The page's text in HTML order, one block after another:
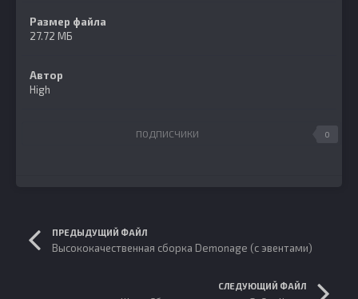
Размер файла
27.72 МБ
Автор
High
ПОДПИСЧИКИ 0
ПРЕДЫДУЩИЙ ФАЙЛ
Высококачественная сборка Demonage (с эвентами)
СЛЕДУЮЩИЙ ФАЙЛ